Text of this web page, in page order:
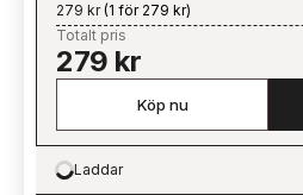
279 kr(1 för 279 kr)
Totalt pris
279 kr
Köp nu
Loading…
Laddar